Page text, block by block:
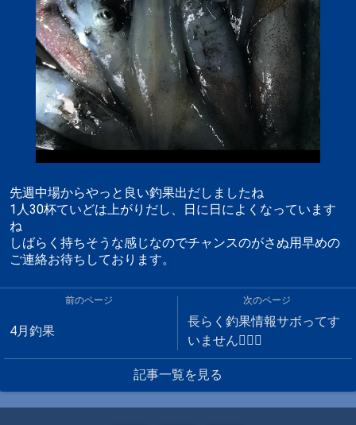
先週中場からやっと良い釣果出だしましたね
1人30杯ていどは上がりだし、日に日によくなっています
ね
しばらく持ちそうな感じなのでチャンスのがさぬ用早めの
ご連絡お待ちしております。
前のページ
4月釣果
次のページ
長らく釣果情報サボってす
いません🙇🏻‍♂️
記事一覧を見る